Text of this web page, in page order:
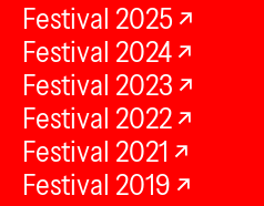
Festival 2025
Festival 2024
Festival 2023
Festival 2022
Festival 2021
Festival 2019